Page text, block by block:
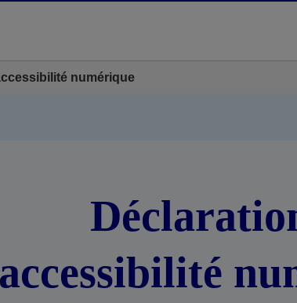
numérique